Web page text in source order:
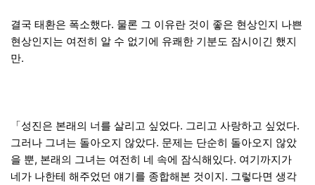
결국 태환은 폭소했다. 물론 그 이유란 것이 좋은 현상인지 나쁜
현상인지는 여전히 알 수 없기에 유쾌한 기분도 잠시이긴 했지
만.
「성진은 본래의 너를 살리고 싶었다. 그리고 사랑하고 싶었다.
그러나 그녀는 돌아오지 않았다. 문제는 단순히 돌아오지 않았
을 뿐, 본래의 그녀는 여전히 네 속에 잠식해있다. 여기까지가
네가 나한테 해주었던 얘기를 종합해본 것이지. 그렇다면 생각